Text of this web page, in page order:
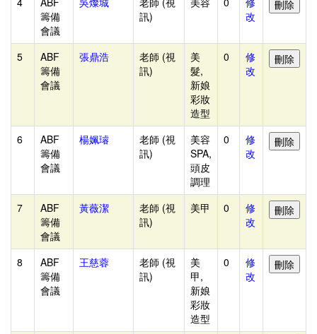
後
端
頒
獎
理
流
程
示
管
理
評
審
籌備
會議
訊)
改
5
ABF
籌備
會議
張鼎浩
老師 (視
訊)
美
髮,
新娘
彩妝
造型
0
修
改
6
ABF
籌備
會議
楊姵璿
老師 (視
訊)
美容
SPA,
頭皮
調理
0
修
改
7
ABF
籌備
會議
黃薇潔
老師 (視
訊)
美甲 0
修
改
8
ABF
籌備
會議
王慈蓉
老師 (視
訊)
美
甲,
新娘
彩妝
造型
0
修
改